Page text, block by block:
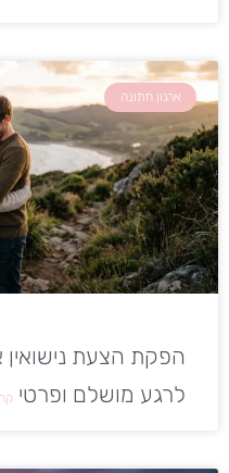
ארגון חתונה
הפקת הצעת
לרגע מושלם ופרטי